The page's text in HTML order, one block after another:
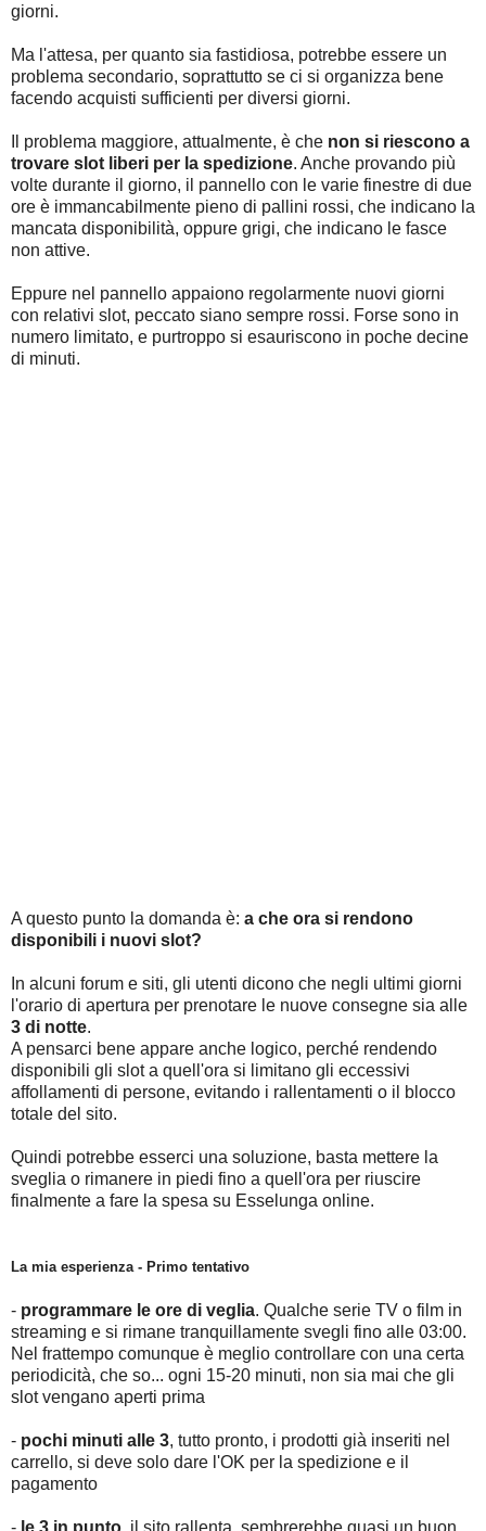
giorni.
Ma l'attesa, per quanto sia fastidiosa, potrebbe essere un
problema secondario, soprattutto se ci si organizza bene
facendo acquisti sufficienti per diversi giorni.
Il problema maggiore, attualmente, è che non si riescono a
trovare slot liberi per la spedizione. Anche provando più
volte durante il giorno, il pannello con le varie finestre di due
ore è immancabilmente pieno di pallini rossi, che indicano la
mancata disponibilità, oppure grigi, che indicano le fasce
non attive.
Eppure nel pannello appaiono regolarmente nuovi giorni
con relativi slot, peccato siano sempre rossi. Forse sono in
numero limitato, e purtroppo si esauriscono in poche decine
di minuti.
A questo punto la domanda è: a che ora si rendono
disponibili i nuovi slot?
In alcuni forum e siti, gli utenti dicono che negli ultimi giorni
l'orario di apertura per prenotare le nuove consegne sia alle
3 di notte.
A pensarci bene appare anche logico, perché rendendo
disponibili gli slot a quell'ora si limitano gli eccessivi
affollamenti di persone, evitando i rallentamenti o il blocco
totale del sito.
Quindi potrebbe esserci una soluzione, basta mettere la
sveglia o rimanere in piedi fino a quell'ora per riuscire
finalmente a fare la spesa su Esselunga online.
La mia esperienza - Primo tentativo
- programmare le ore di veglia. Qualche serie TV o film in
streaming e si rimane tranquillamente svegli fino alle 03:00.
Nel frattempo comunque è meglio controllare con una certa
periodicità, che so... ogni 15-20 minuti, non sia mai che gli
slot vengano aperti prima
- pochi minuti alle 3, tutto pronto, i prodotti già inseriti nel
carrello, si deve solo dare l'OK per la spedizione e il
pagamento
- le 3 in punto , il sito rallenta, sembrerebbe quasi un buon